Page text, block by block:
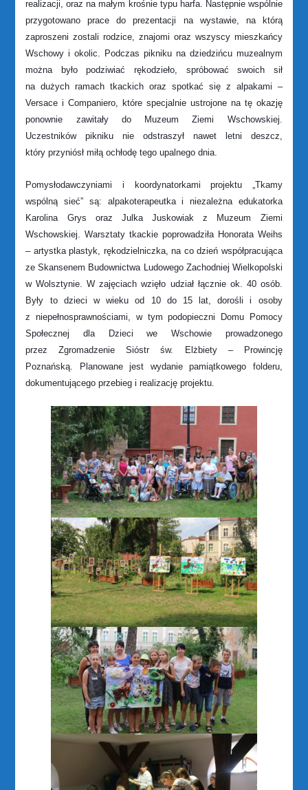
realizacji, oraz na małym krośnie typu harfa. Następnie wspólnie
przygotowano prace do prezentacji na wystawie, na którą
zaproszeni zostali rodzice, znajomi oraz wszyscy mieszkańcy
Wschowy i okolic. Podczas pikniku na dziedzińcu muzealnym
można było podziwiać rękodzieło, spróbować swoich sił
na dużych ramach tkackich oraz spotkać się z alpakami –
Versace i Companiero, które specjalnie ustrojone na tę okazję
ponownie zawitały do Muzeum Ziemi Wschowskiej.
Uczestników pikniku nie odstraszył nawet letni deszcz,
który przyniósł miłą ochłodę tego upalnego dnia.
Pomysłodawczyniami i koordynatorkami projektu „Tkamy
wspólną sieć” są: alpakoterapeutka i niezależna edukatorka
Karolina Grys oraz Julka Juskowiak z Muzeum Ziemi
Wschowskiej. Warsztaty tkackie poprowadziła Honorata Weihs
– artystka plastyk, rękodzielniczka, na co dzień współpracująca
ze Skansenem Budownictwa Ludowego Zachodniej Wielkopolski
w Wolsztynie. W zajęciach wzięło udział łącznie ok. 40 osób.
Były to dzieci w wieku od 10 do 15 lat, dorośli i osoby
z niepełnosprawnościami, w tym podopieczni Domu Pomocy
Społecznej dla Dzieci we Wschowie prowadzonego
przez Zgromadzenie Sióstr św. Elżbiety – Prowincję
Poznańską. Planowane jest wydanie pamiątkowego folderu,
dokumentującego przebieg i realizację projektu.